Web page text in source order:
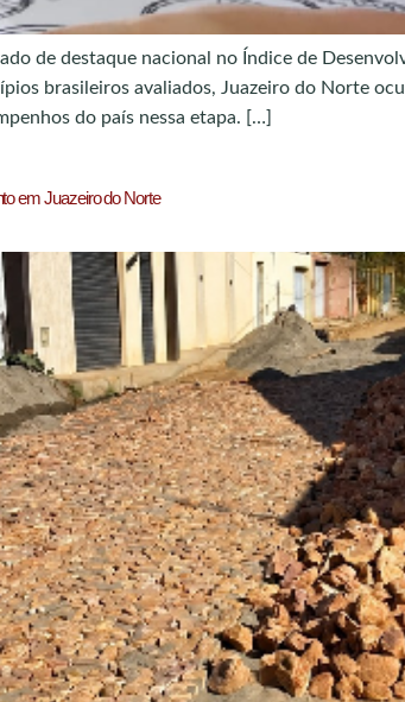
de destaque nacional no Índice de
brasileiros avaliados, Juazeiro do Norte
do país nessa etapa. […]
em Juazeiro do Norte